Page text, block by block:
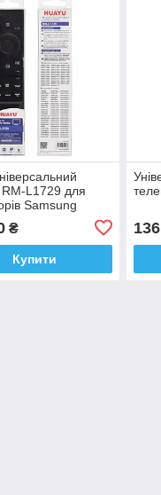
RM-L1729 для
Samsung
₴
Купити